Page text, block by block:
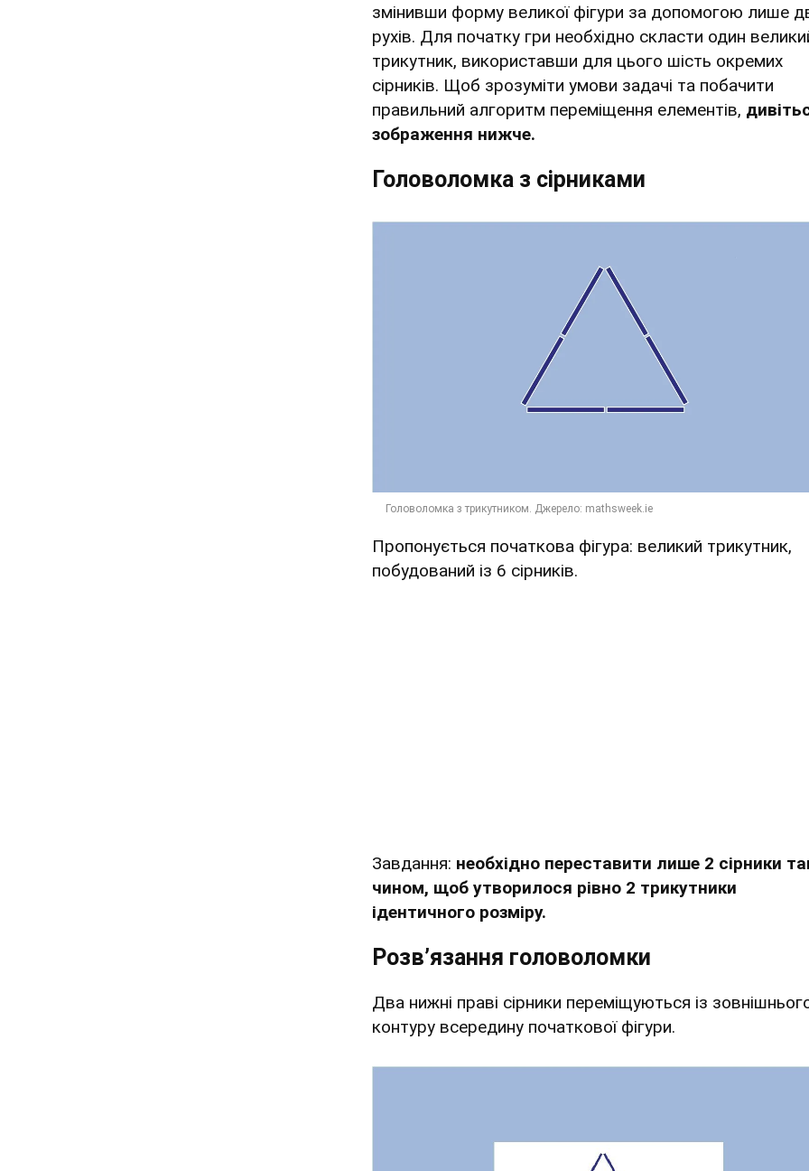
змінивши форму великої фігури за допомогою лише
рухів. Для початку гри необхідно скласти один
трикутник, використавши для цього шість окремих
сірників. Щоб зрозуміти умови задачі та побачити
правильний алгоритм переміщення елементів,
зображення нижче.
Головоломка з сірниками
Пропонується початкова фігура: великий трикутник,
побудований із 6 сірників.
Завдання: необхідно переставити лише 2 сірники
чином, щоб утворилося рівно 2 трикутники
ідентичного розміру.
Розв’язання головоломки
Два нижні праві сірники переміщуються із
контуру всередину початкової фігури.